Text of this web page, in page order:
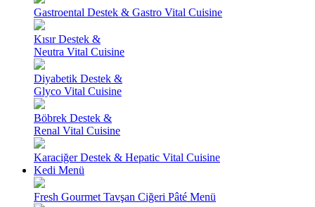
Gastroental Destek & Gastro Vital Cuisine
Kısır Destek &
Neutra Vital Cuisine
Diyabetik Destek &
Glyco Vital Cuisine
Böbrek Destek &
Renal Vital Cuisine
Karaciğer Destek & Hepatic Vital Cuisine
Kedi Menü
Fresh Gourmet Tavşan Ciğeri Pâté Menü